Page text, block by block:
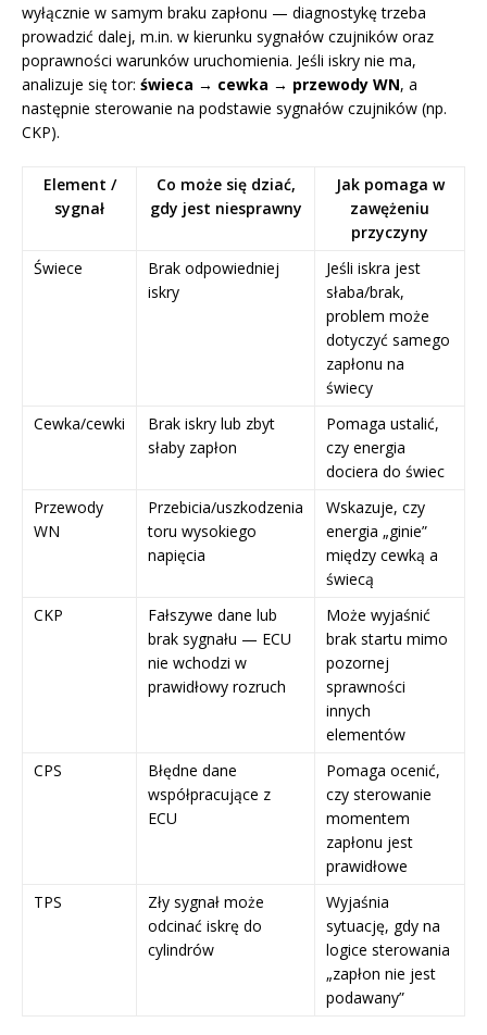
wyłącznie w samym braku zapłonu — diagnostykę trzeba
prowadzić dalej, m.in. w kierunku sygnałów czujników oraz
poprawności warunków uruchomienia. Jeśli iskry nie ma,
analizuje się tor: świeca → cewka → przewody WN, a
następnie sterowanie na podstawie sygnałów czujników (np.
CKP).
Element /
sygnał
Co może się dziać,
gdy jest niesprawny
Jak pomaga w
zawężeniu
przyczyny
Świece
Brak odpowiedniej
iskry
Jeśli iskra jest
słaba/brak,
problem może
dotyczyć samego
zapłonu na
świecy
Cewka/cewki
Brak iskry lub zbyt
słaby zapłon
Pomaga ustalić,
czy energia
dociera do świec
Przewody
WN
Przebicia/uszkodzenia
toru wysokiego
napięcia
Wskazuje, czy
energia „ginie”
między cewką a
świecą
CKP
Fałszywe dane lub
brak sygnału — ECU
nie wchodzi w
prawidłowy rozruch
Może wyjaśnić
brak startu mimo
pozornej
sprawności
innych
elementów
CPS
Błędne dane
współpracujące z
ECU
Pomaga ocenić,
czy sterowanie
momentem
zapłonu jest
prawidłowe
TPS
Zły sygnał może
odcinać iskrę do
cylindrów
Wyjaśnia
sytuację, gdy na
logice sterowania
„zapłon nie jest
podawany”